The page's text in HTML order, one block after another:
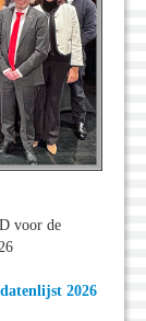
voor de
2026